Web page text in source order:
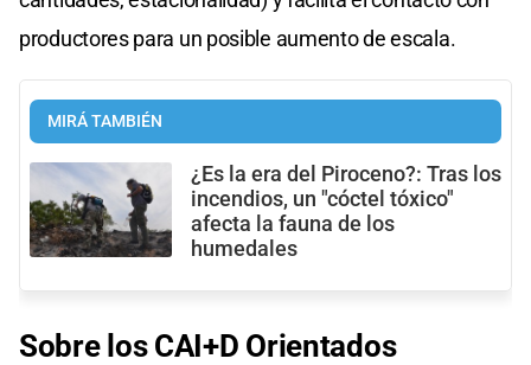
productores para un posible aumento de escala.
MIRÁ TAMBIÉN
¿Es la era del Piroceno?: Tras los
incendios, un "cóctel tóxico"
afecta la fauna de los
humedales
Sobre los CAI+D Orientados